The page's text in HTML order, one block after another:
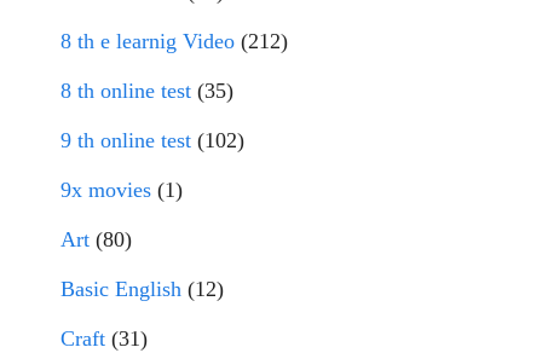
8 th e learnig Video (212)
8 th online test (35)
9 th online test (102)
9x movies (1)
Art (80)
Basic English (12)
Craft (31)